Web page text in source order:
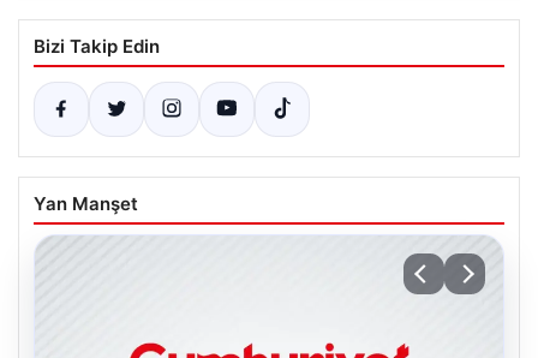
Bizi Takip Edin
Yan Manşet